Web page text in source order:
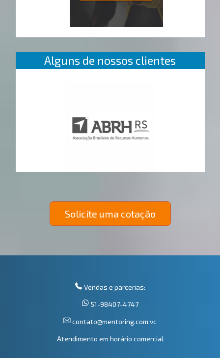
Alguns de nossos clientes
Solicite uma cotação
Vendas e parcerias:
51-98407-4747
contato@mentoring.com.vc
Atendimento em horário comercial